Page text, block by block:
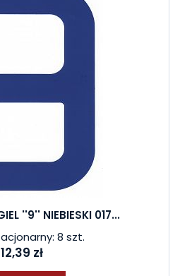
''9'' NIEBIESKI 017...
8 szt.
12,39 zł